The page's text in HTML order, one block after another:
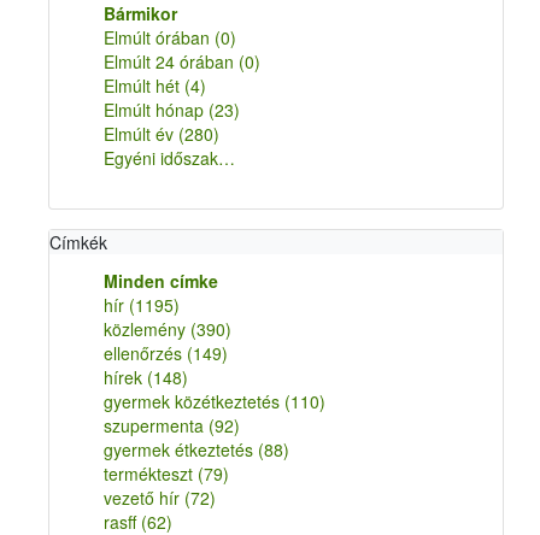
Bármikor
Elmúlt órában (0)
Elmúlt 24 órában (0)
Elmúlt hét (4)
Elmúlt hónap (23)
Elmúlt év (280)
Egyéni időszak…
Címkék
Minden címke
hír (1195)
közlemény (390)
ellenőrzés (149)
hírek (148)
gyermek közétkeztetés (110)
szupermenta (92)
gyermek étkeztetés (88)
termékteszt (79)
vezető hír (72)
rasff (62)